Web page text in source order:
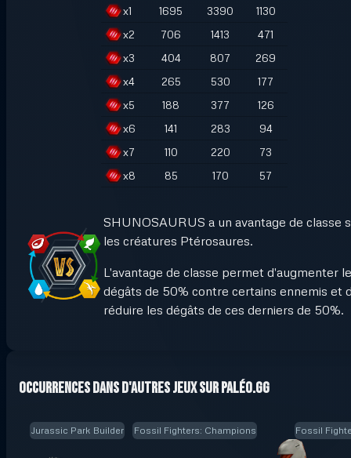
x1 1695 3390
1130
x2 706 1413
471
x3 404 807
269
x4 265 530
177
x5 188 377
126
x6 141 283
94
x7 110 220
73
x8 85 170 57
SHUNOSAURUS a un avantage de classe
les créatures Ptérosaures.
L'avantage de classe permet d'augmenter
dégâts de 50% contre certains ennemis et
réduire les dégâts de ces derniers de 50%.
Occurrences dans d'autres jeux sur Paléo.GG
Jurassic Park Builder Fossil Fighters: Champions Fossil